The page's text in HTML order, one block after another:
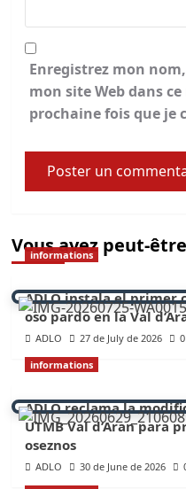
Enregistrez mon
mon site Web dans
prochaine fois que je
Vous avez peut-
informations
ADLO instala el
oso pardo en la Val
ADLO 27 de July de 2026
0
informations
ADLO reclama la
UTMB Val d’Aran para
oseznos
ADLO 30 de June de 2026